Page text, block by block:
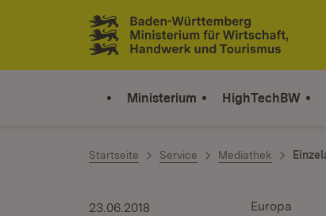
Zum Inhalt springen
Link zur Startseite
Ministerium HighTechBW
Startseite Service Mediathek
Europa
23.06.2018